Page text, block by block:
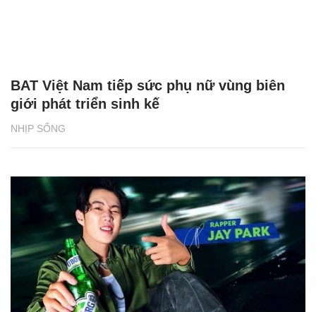
NHỊP SỐNG
BAT Việt Nam tiếp sức phụ nữ vùng biên
giới phát triển sinh kế